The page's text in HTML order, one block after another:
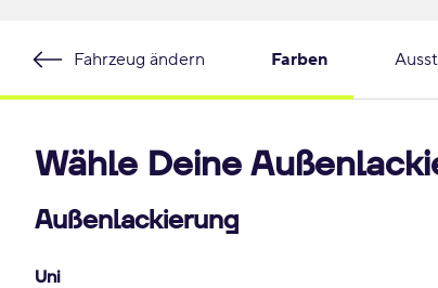
Fahrzeug ändern Farben
Wähle Deine
Außenlackierung
Uni